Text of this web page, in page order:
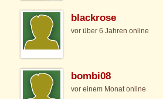
blackrose
vor über 6 Jahren online
bombi08
vor einem Monat online